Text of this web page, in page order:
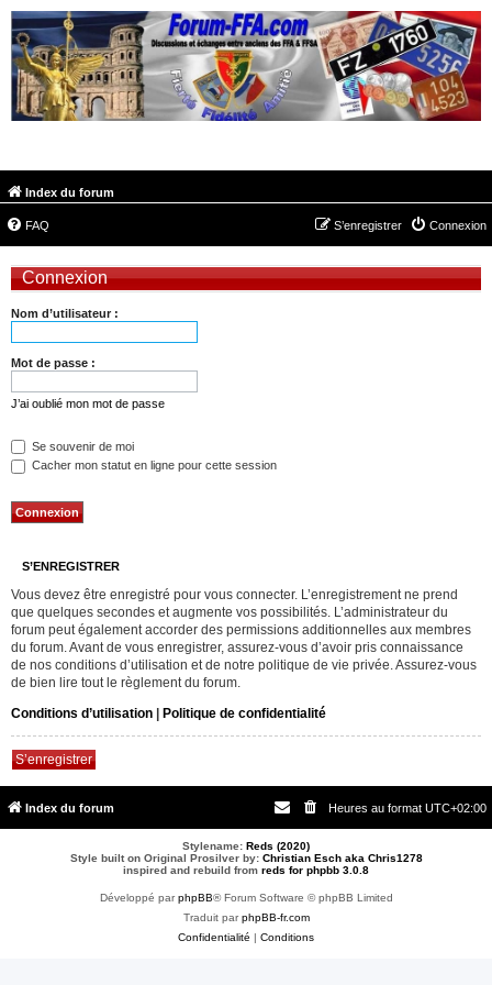
Index du forum
FAQ Connexion
S’enregistrer
Connexion
Nom d’utilisateur :
Mot de passe :
J’ai oublié mon mot de passe
Se souvenir de moi
Cacher mon statut en ligne pour cette session
S’ENREGISTRER
Vous devez être enregistré pour vous connecter. L’enregistrement ne prend
que quelques secondes et augmente vos possibilités. L’administrateur du
forum peut également accorder des permissions additionnelles aux membres
du forum. Avant de vous enregistrer, assurez-vous d’avoir pris connaissance
de nos conditions d’utilisation et de notre politique de vie privée. Assurez-vous
de bien lire tout le règlement du forum.
Conditions d’utilisation
Politique de confidentialité
S’enregistrer
Index du forum Heures au format UTC+02:00
Stylename: Reds (2020)
Style built on Original Prosilver by: Christian Esch aka Chris1278
inspired and rebuild from reds for phpbb 3.0.8
Développé parphpBB® Forum Software © phpBB Limited
Traduit parphpBB-fr.com
Confidentialité
Conditions